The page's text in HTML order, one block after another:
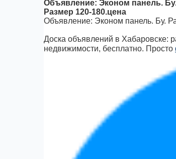
Объявление: Эконом панель.
Размер 120-180.цена
Объявление: Эконом панель. Бу.
Доска объявлений в Хабаровске:
недвижимости, бесплатно. Просто